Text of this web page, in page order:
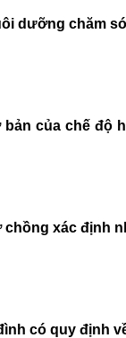
dưỡng chăm
bản của chế
chồng xác định
có quy định